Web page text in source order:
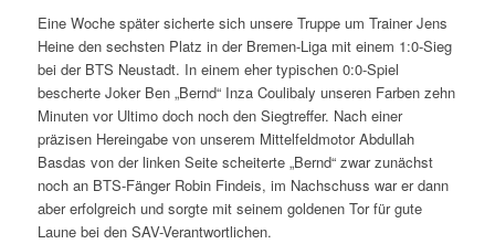
Eine Woche später sicherte sich unsere Truppe um Trainer Jens
Heine den sechsten Platz in der Bremen-Liga mit einem 1:0-Sieg
bei der BTS Neustadt. In einem eher typischen 0:0-Spiel
bescherte Joker Ben „Bernd“ Inza Coulibaly unseren Farben zehn
Minuten vor Ultimo doch noch den Siegtreffer. Nach einer
präzisen Hereingabe von unserem Mittelfeldmotor Abdullah
Basdas von der linken Seite scheiterte „Bernd“ zwar zunächst
noch an BTS-Fänger Robin Findeis, im Nachschuss war er dann
aber erfolgreich und sorgte mit seinem goldenen Tor für gute
Laune bei den SAV-Verantwortlichen.